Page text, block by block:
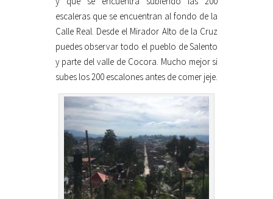
escaleras que se encuentran al fondo de la
Calle Real. Desde el Mirador Alto de la Cruz
puedes observar todo el pueblo de Salento
y parte del valle de Cocora. Mucho mejor si
subes los 200 escalones antes de comer jeje.